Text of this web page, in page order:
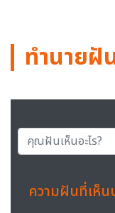
ทำนายฝั
ความฝันที่เห็น